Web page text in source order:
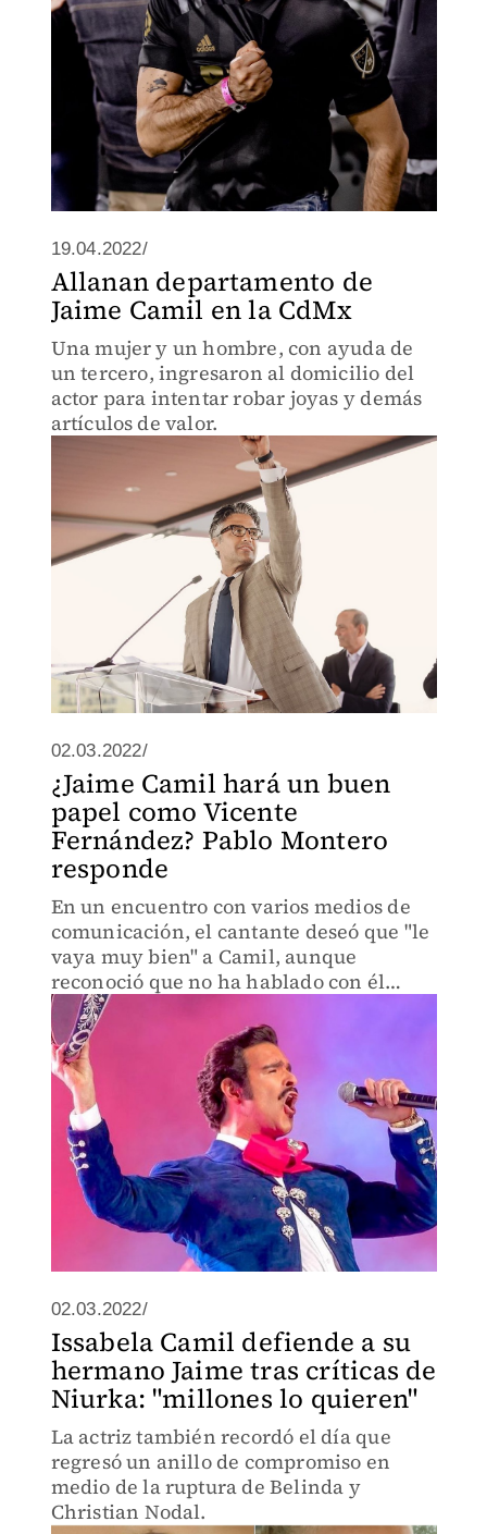
19.04.2022/
Allanan departamento de
Jaime Camil en la CdMx
Una mujer y un hombre, con ayuda de
un tercero, ingresaron al domicilio del
actor para intentar robar joyas y demás
artículos de valor.
02.03.2022/
¿Jaime Camil hará un buen
papel como Vicente
Fernández? Pablo Montero
responde
En un encuentro con varios medios de
comunicación, el cantante deseó que "le
vaya muy bien" a Camil, aunque
reconoció que no ha hablado con él
recientemente.
02.03.2022/
Issabela Camil defiende a su
hermano Jaime tras críticas de
Niurka: "millones lo quieren"
La actriz también recordó el día que
regresó un anillo de compromiso en
medio de la ruptura de Belinda y
Christian Nodal.